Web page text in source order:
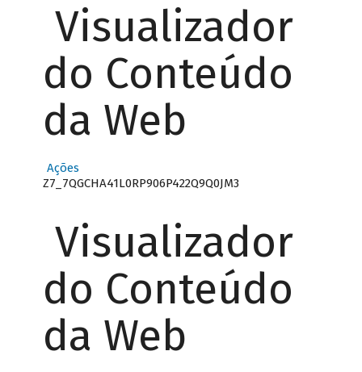
Visualizador
do Conteúdo
da Web
Ações
Z7_7QGCHA41L0RP906P422Q9Q0JM3
Visualizador
do Conteúdo
da Web